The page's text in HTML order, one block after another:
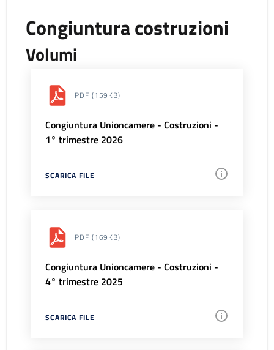
Congiuntura costruzioni
Volumi
PDF (159KB)
Congiuntura Unioncamere - Costruzioni -
1° trimestre 2026
SCARICA FILE
PDF (169KB)
Congiuntura Unioncamere - Costruzioni -
4° trimestre 2025
SCARICA FILE